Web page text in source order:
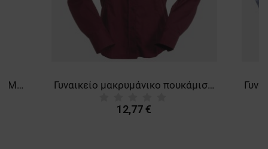
Φόρμα εργασίας COLLINS SUMMER ROYAL BLUE Γυναικείο μακρυμάνικο πουκάμισο PAYPER HOSTESS BORDEAUX
12,77 €
ΜΗ ΤΑΞΙΝΟΜΗΜΈΝΑ